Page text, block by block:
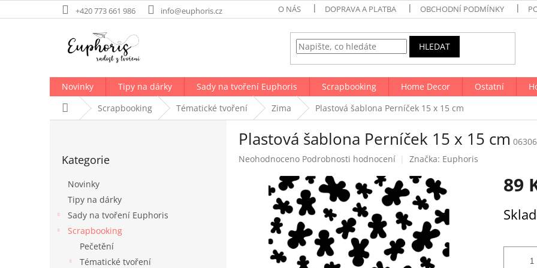
na
+420 773 661 986 info@euphoris.cz O NÁS DOPRAVA A PLATBA OBCHODNÍ PODMÍNKY
HLEDAT
Novinky Tipy na dárky Sady na tvoření Euphoris Scrapbooking Home Decor Ostatní
Domů Scrapbooking Tématické tvoření Zima Plastová šablona Perníček 15 x 15 cm
kategorie
Kategorie
Novinky
Tipy na dárky
Sady na tvoření Euphoris
Scrapbooking
Pečetění
Tématické tvoření
Plastová šablona Perníček 15 x 15 cm
Průměrné
hvězdiček.
Neohodnoceno Podrobnosti hodnocení Značka: Euphoris
89
cena: